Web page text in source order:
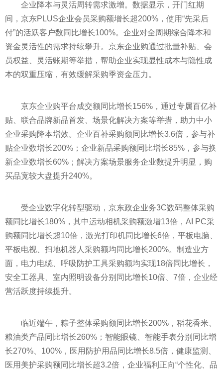
企业降本与灵活周转需求激增。数据显示，开门红期
间，京东PLUS企业会员采购额增长超200%，使用“先采后
付”的活跃客户数同比增长100%。企业对全周期综合降本和
资金灵活性的需求持续攀升。京东企业购通过批量补贴、会
员权益、灵活账期等举措，帮助企业实现显性成本与隐性成
本的双重压缩，有效缓解采购季资金压力。
京东企业购平台成交额同比增长156%，通过专属百亿补
贴、联合品牌新品首发、场景化解决方案等举措，助力中小
企业采购降本增效。企业百补采购额同比增长3.6倍，参与补
贴企业数增长200%；企业新品采购额同比增长85%，参与换
新企业数增长60%；解决方案场景服务企业数提升明显，购
买品宽较大盘提升240%。
受企业数字化转型驱动，京东政企业务3C数码整体采购
额同比增长180%，其中运动相机采购额激增13倍，AI PC采
购额同比增长超10倍，激光打印机同比增长6倍，平板电脑、
平板电视、扫地机器人采购额均同比增长200%。制造业方
面，电力电缆、呼吸防护工具采购额均实现18倍同比增长，
安全工器具、室内照明设备分别同比增长10倍、7倍，企业经
营活跃度持续提升。
临近端午，粽子整体采购额同比增长200%，稻花香米、
粮油类产品同比增长260%；智能眼镜、智能手表分别同比增
长270%、100%，医用防护用品同比增长8.5倍，健康监测、
医用美护采购额同比增长超3.2倍，企业福利正向“个性化、品